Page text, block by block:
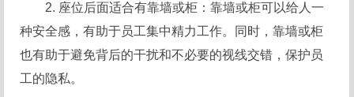
2. 座位后面适合有靠墙或柜：靠墙或柜可以给人一
种安全感，有助于员工集中精力工作。同时，靠墙或柜
也有助于避免背后的干扰和不必要的视线交错，保护员
工的隐私。